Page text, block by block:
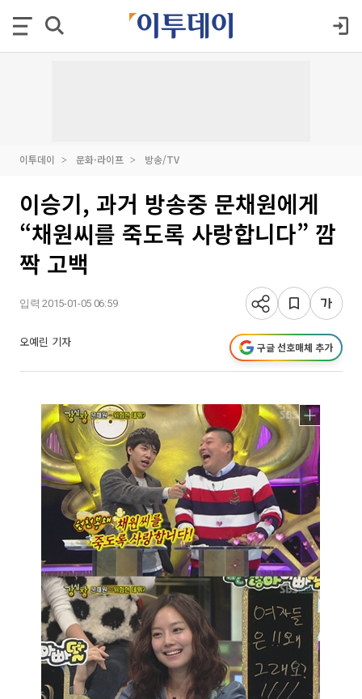
이투데이 문화·라이프 방송/TV
이승기, 과거 방송중 문채원에게
“채원씨를 죽도록 사랑합니다” 깜
짝 고백
입력 2015-01-05 06:59
오예린 기자 구글 선호매체 추가